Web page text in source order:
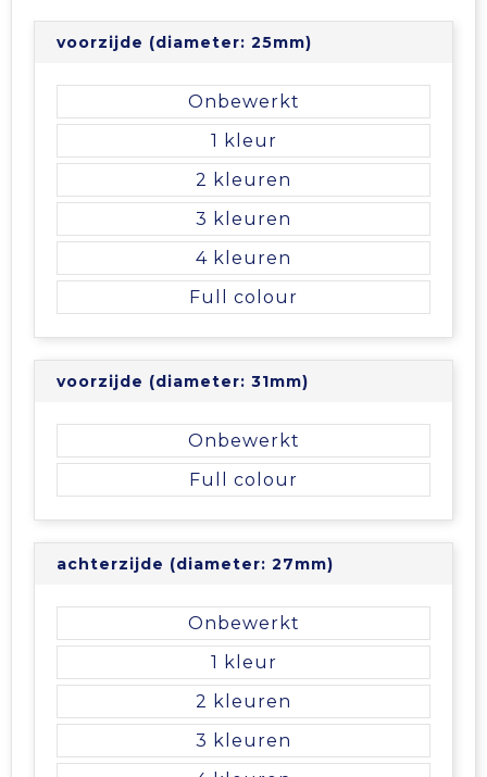
Rugzakken
Schoenentassen
Schoudertassen
Sporttassen
Toilettassen
Waterbestendige tassen
Aktetassen
Trolleys
voorzijde (diameter: 25mm)
Onbewerkt
1
2
3
4
Full colour
voorzijde (diameter: 31mm)
Onbewerkt
Full colour
achterzijde (diameter: 27mm)
Onbewerkt
1
2
3